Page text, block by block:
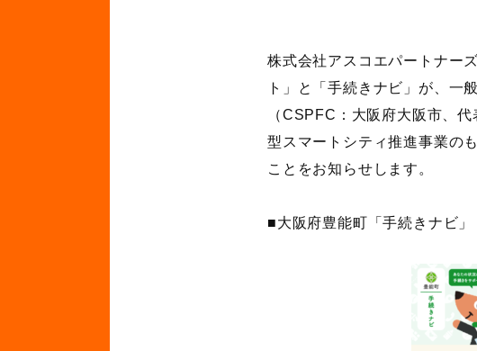
株式会社アスコエパートナー
ト」と「手続きナビ」が、一
（CSPFC ：大阪府大阪市、
型スマートシティ推進事業のも
ことをお知らせします。
■大阪府豊能町「手続きナビ」